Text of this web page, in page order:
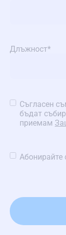
Длъжност*
Съгласие*
Съгласен
бъдат
приемам
Съгласие
Абонирайте